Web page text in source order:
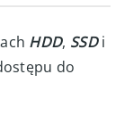
HDD, SSD i
do